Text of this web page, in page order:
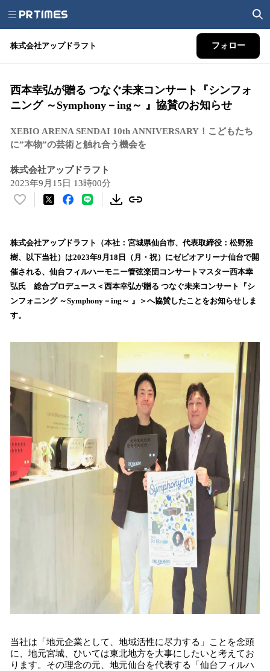
株式会社アップドラフト フォロー
西本幸弘が贈る つなぐ未来コンサート『シンフォ
ニング ～Symphony－ing～ 』協賛のお知らせ
XEBIO ARENA SENDAI 10th ANNIVERSARY！こどもたち
に”本物”の芸術と触れ合う機会を
株式会社アップドラフト
2023年9月15日 13時00分
い
！
数
を
読
込
み
で
株式会社アップドラフト（本社：宮城県仙台市、代表取締役：松野雅
樹、以下当社）は2023年9月18日（月・祝）にゼビオアリーナ仙台で開
催される、仙台フィルハーモニー管弦楽団コンサートマスター西本幸
弘氏 総合プロデュース＜西本幸弘が贈る つなぐ未来コンサート『シ
ンフォニング ～Symphony－ing～ 』＞へ協賛したことをお知らせしま
す。
当社は「地元企業として、地域活性に尽力する」ことを念頭
に、地元宮城、ひいては東北地方を大事にしたいと考えてお
ります。その理念の元、地元仙台を代表する「仙台フィルハ